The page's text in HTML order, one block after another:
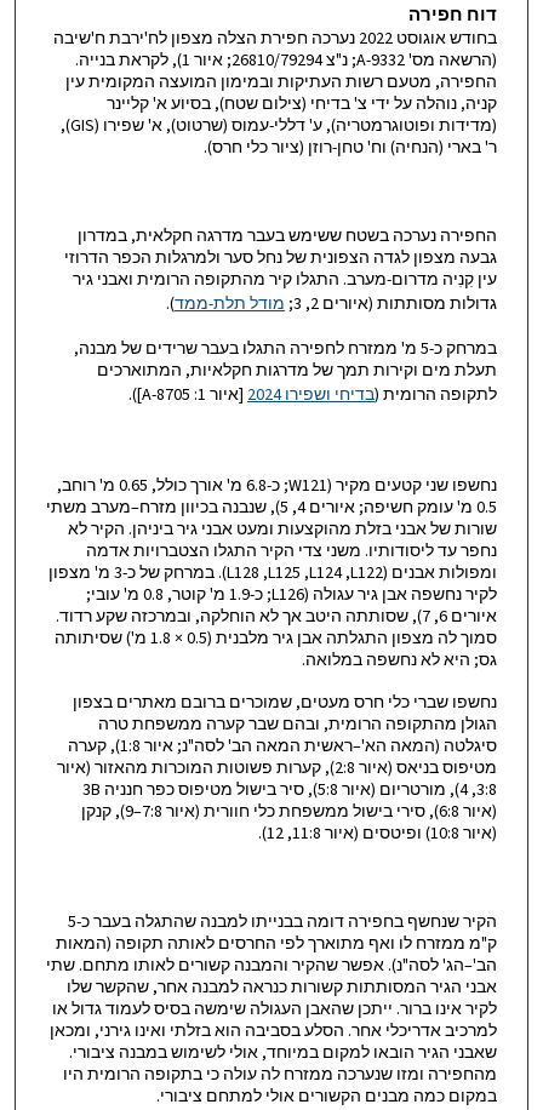
דוח חפירה
בחודש אוגוסט 2022 נערכה חפירת הצלה מצפון לח'ירבת ח'שיבה
(הרשאה מס' 9332-A; נ"צ 26810/79294; איור 1), לקראת בנייה.
החפירה, מטעם רשות העתיקות ובמימון המועצה המקומית עין
קניה, נוהלה על ידי צ' בדיחי (צילום שטח), בסיוע א' קליינר
(מדידות ופוטוגרמטריה), ע' דללי-עמוס (שרטוט), א' שפירו (GIS),
ר' בארי (הנחיה) וח' טחן-רוזן (ציור כלי חרס).
החפירה נערכה בשטח ששימש בעבר מדרגה חקלאית, במדרון
גבעה מצפון לגדה הצפונית של נחל סער ולמרגלות הכפר הדרוזי
עין קִנִיה מדרום-מערב. התגלו קיר מהתקופה הרומית ואבני גיר
גדולות מסותתות (איורים 2, 3;
מודל תלת-ממד).
במרחק כ-5 מ' ממזרח לחפירה התגלו בעבר שרידים של מבנה,
תעלת מים וקירות תמך של מדרגות חקלאיות, המתוארכים
לתקופה הרומית (בדיחי ושפירו 2024 [איור 1: 8705-A]).
נחשפו שני קטעים מקיר (W121; כ-6.8 מ' אורך כולל, 0.65 מ' רוחב,
0.5 מ' עומק חשיפה; איורים 4, 5), שנבנה בכיוון מזרח–מערב משתי
שורות של אבני בזלת מהוקצעות ומעט אבני גיר ביניהן. הקיר לא
נחפר עד ליסודותיו. משני צדי הקיר התגלו הצטברויות אדמה
ומפולות אבנים (L128 ,L125 ,L124 ,L122). במרחק של כ-3 מ' מצפון
לקיר נחשפה אבן גיר עגולה (L126; כ-1.9 מ' קוטר, 0.8 מ' עובי;
איורים 6, 7), שסותתה היטב אך לא הוחלקה, ובמרכזה שקע רדוד.
סמוך לה מצפון התגלתה אבן גיר מלבנית (0.5 × 1.8 מ') שסיתותה
גס; היא לא נחשפה במלואה.
נחשפו שברי כלי חרס מעטים, שמוכרים ברובם מאתרים בצפון
הגולן מהתקופה הרומית, ובהם שבר קערה ממשפחת טרה
סיגלטה (המאה הא'–ראשית המאה הב' לסה"נ; איור 1:8), קערה
מטיפוס בניאס (איור 2:8), קערות פשוטות המוכרות מהאזור (איור
3:8, 4), מורטריום (איור 5:8), סיר בישול מטיפוס כפר חנניה 3B
(איור 6:8), סירי בישול ממשפחת כלי חוורית (איור 7:8–9), קנקן
(איור 10:8) ופיטסים (איור 11:8, 12).
הקיר שנחשף בחפירה דומה בבנייתו למבנה שהתגלה בעבר כ-5
ק"מ ממזרח לו ואף מתוארך לפי החרסים לאותה תקופה (המאות
הב'–הג' לסה"נ). אפשר שהקיר והמבנה קשורים לאותו מתחם. שתי
אבני הגיר המסותתות קשורות כנראה למבנה אחר, שהקשר שלו
לקיר אינו ברור. ייתכן שהאבן העגולה שימשה בסיס לעמוד גדול או
למרכיב אדריכלי אחר. הסלע בסביבה הוא בזלתי ואינו גירני, ומכאן
שאבני הגיר הובאו למקום במיוחד, אולי לשימוש במבנה ציבורי.
מהחפירה ומזו שנערכה ממזרח לה עולה כי בתקופה הרומית היו
במקום כמה מבנים הקשורים אולי למתחם ציבורי.